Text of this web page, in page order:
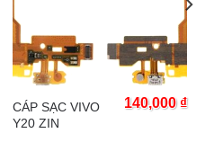
Trả góp 0%
CÁP SẠC VIVO
Y20 ZIN
140,000 ₫